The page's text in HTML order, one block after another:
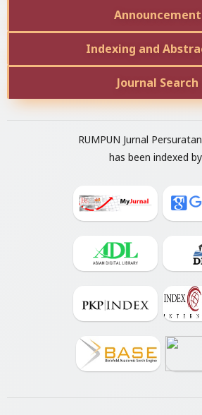
Announcement
Indexing and
Journal Search
RUMPUN Jurnal
has been indexed